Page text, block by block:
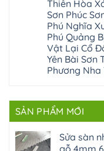
Hồ
Thanh
Hóa
Đống
Đa
Nghệ
An
ninh
giang
hoàng
mai
quảng
ninh
tây
hồ
sơn
tây
thất
mê
linh
thanh
trì
bắc
ninh
Thất
Hạ
Bằng
Tây
Phương
tphcm
Hòa
Lạc
Yên
Xuân
Đạo
Đà
Nẵng
Phú
Phú
mặt
bậc
cầu
thang
nhựa
sửa
cửa
nhựa
composite
Thanh
Nam
Phù
Hồi
Thanh
Liệt
Nội
Sửa
sàn
gỗ
công
nghiệp
bị
hở
Sửa
sàn
Sửa
mặt
bậc
cầu
thang
nhựa
sửa
Thiên Hòa
Sơn Phúc
Phú Nghĩa
Phú Quảng
Vật Lại Cổ
Yên Bài Sơn
Phương Nha
luận
ở
Sàn
hèm
khóa
SẢN PHẨM MỚI
Sửa sàn